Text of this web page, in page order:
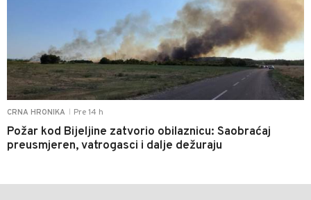
CRNA HRONIKA Pre 14 h
Požar kod Bijeljine zatvorio obilaznicu: Saobraćaj
preusmjeren, vatrogasci i dalje dežuraju